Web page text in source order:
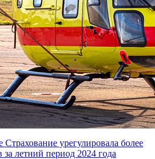
урегулировала более
за летний период 2024 года